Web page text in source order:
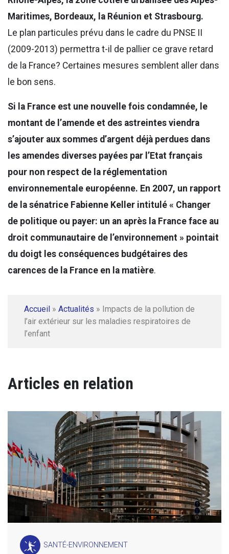
Maritimes, Bordeaux, la Réunion et Strasbourg.
Le plan particules prévu dans le cadre du PNSE II
(2009-2013) permettra t-il de pallier ce grave retard
de la France? Certaines mesures semblent aller dans
le bon sens.
Si la France est une nouvelle fois condamnée, le
montant de l’amende et des astreintes viendra
s’ajouter aux sommes d’argent déjà perdues dans
les amendes diverses payées par l’Etat français
pour non respect de la réglementation
environnementale européenne. En 2007, un rapport
de la sénatrice Fabienne Keller intitulé « Changer
de politique ou payer: un an après la France face au
droit communautaire de l’environnement » pointait
du doigt les conséquences budgétaires des
carences de la France en la matière.
Accueil » Actualités » Impacts de la pollution de
l’air extérieur sur les maladies respiratoires de
l’enfant
Articles en relation
SANTÉ-ENVIRONNEMENT